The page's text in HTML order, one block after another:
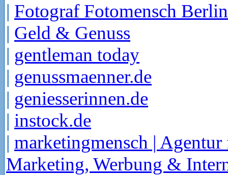
| Fotograf Fotomensch Berlin
| Geld & Genuss
| gentleman today
| genussmaenner.de
| geniesserinnen.de
| instock.de
| marketingmensch | Agentur
Marketing, Werbung &